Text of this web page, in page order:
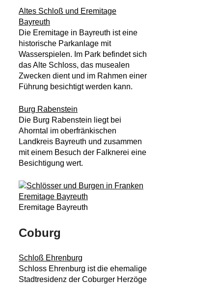
Altes Schloß und Eremitage
Bayreuth
Die Eremitage in Bayreuth ist eine
historische Parkanlage mit
Wasserspielen. Im Park befindet sich
das Alte Schloss, das musealen
Zwecken dient und im Rahmen einer
Führung besichtigt werden kann.
Burg Rabenstein
Die Burg Rabenstein liegt bei
Ahorntal im oberfränkischen
Landkreis Bayreuth und zusammen
mit einem Besuch der Falknerei eine
Besichtigung wert.
Eremitage Bayreuth
Coburg
Schloß Ehrenburg
Schloss Ehrenburg ist die ehemalige
Stadtresidenz der Coburger Herzöge